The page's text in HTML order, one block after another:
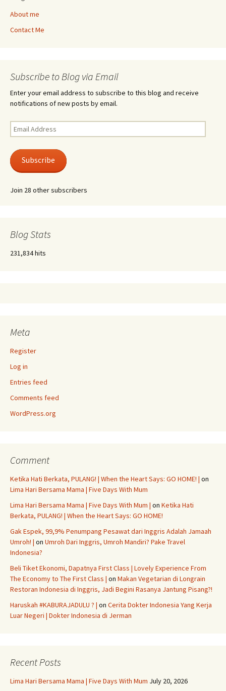
About me
Contact Me
Subscribe to Blog via Email
Enter your email address to subscribe to this blog and receive
notifications of new posts by email.
Email
Address
Subscribe
Join 28 other subscribers
Blog Stats
231,834 hits
Meta
Register
Log in
Entries feed
Comments feed
WordPress.org
Comment
Ketika Hati Berkata, PULANG! | When the Heart Says: GO HOME! | on
Lima Hari Bersama Mama | Five Days With Mum
Lima Hari Bersama Mama | Five Days With Mum | on Ketika Hati
Berkata, PULANG! | When the Heart Says: GO HOME!
Gak Espek, 99,9% Penumpang Pesawat dari Inggris Adalah Jamaah
Umroh! | on Umroh Dari Inggris, Umroh Mandiri? Pake Travel
Indonesia?
Beli Tiket Ekonomi, Dapatnya First Class | Lovely Experience From
The Economy to The First Class | on Makan Vegetarian di Longrain
Restoran Indonesia di Inggris, Jadi Begini Rasanya Jantung Pisang?!
Haruskah #KABURAJADULU ? | on Cerita Dokter Indonesia Yang Kerja
Luar Negeri | Dokter Indonesia di Jerman
Recent Posts
Lima Hari Bersama Mama | Five Days With Mum July 20, 2026